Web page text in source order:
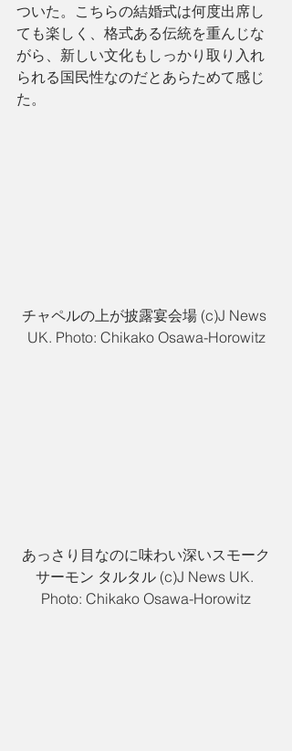
ついた。こちらの結婚式は何度出席し
ても楽しく、格式ある伝統を重んじな
がら、新しい文化もしっかり取り入れ
られる国民性なのだとあらためて感じ
た。
チャペルの上が披露宴会場 (c)J News
UK. Photo: Chikako Osawa-Horowitz
あっさり目なのに味わい深いスモーク
サーモン タルタル (c)J News UK.
Photo: Chikako Osawa-Horowitz